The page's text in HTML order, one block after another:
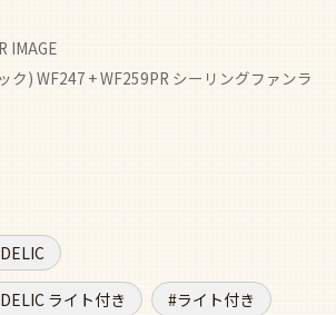
IMAGE
ク) WF247 + WF259PR シーリングファンラ
ライト付き ライト付き